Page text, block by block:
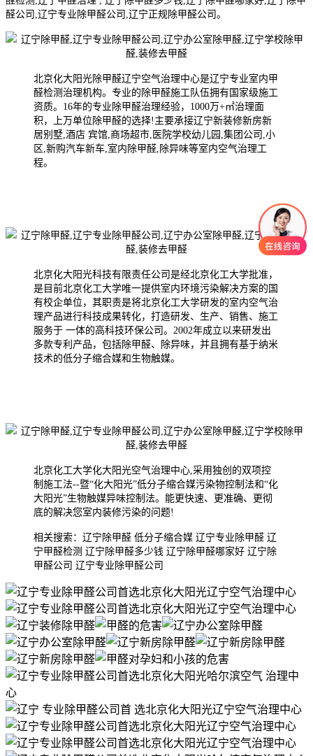
醛公司,辽宁专业除甲醛公司,辽宁正规除甲醛公司。
北京化大阳光除甲醛辽宁空气治理中心是辽宁专业室内甲
醛检测治理机构。专业的除甲醛施工队伍拥有国家级施工
资质。16年的专业除甲醛治理经验，1000万+㎡治理面
积，上万单位除甲醛的选择!主要承接辽宁新装修新房新
居别墅,酒店 宾馆,商场超市,医院学校幼儿园,集团公司,小
区,新购汽车新车,室内除甲醛,除异味等室内空气治理工
程。
北京化大阳光科技有限责任公司是经北京化工大学批准，
是目前北京化工大学唯一提供室内环境污染解决方案的国
有校企单位，其职责是将北京化工大学研发的室内空气治
理产品进行科技成果转化，打造研发、生产、销售、施工
服务于 一体的高科技环保公司。2002年成立以来研发出
多款专利产品，包括除甲醛、除异味，并且拥有基于纳米
技术的低分子缩合媒和生物触媒。
北京化工大学化大阳光空气治理中心,采用独创的双项控
制施工法--暨“化大阳光”低分子缩合媒污染物控制法和“化
大阳光”生物触媒异味控制法。能更快速、更准确、更彻
底的解决您室内装修污染的问题!
相关搜索：辽宁除甲醛 低分子缩合媒 辽宁专业除甲醛 辽
宁甲醛检测 辽宁除甲醛多少钱 辽宁除甲醛哪家好 辽宁除
甲醛公司 辽宁专业除甲醛公司